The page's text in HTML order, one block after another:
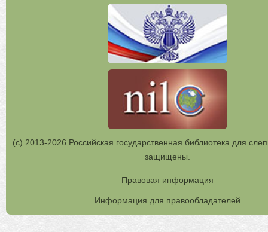
(с) 2013-2026 Российская государственная библиотека для
защищены.
Правовая информация
Информация для правообладателей